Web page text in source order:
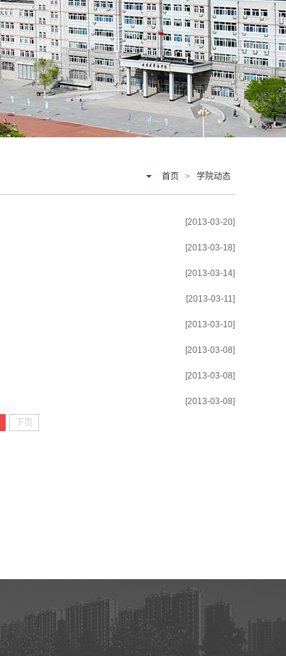
首页 > 学院动态
[2013-03-20]
[2013-03-18]
[2013-03-14]
[2013-03-11]
[2013-03-10]
[2013-03-08]
[2013-03-08]
[2013-03-08]
下页